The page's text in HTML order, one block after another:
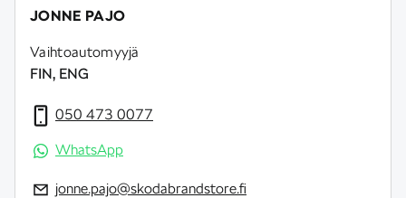
JONNE PAJO
Vaihtoautomyyjä
FIN, ENG
050 473 0077
WhatsApp
jonne.pajo@skodabrandstore.fi